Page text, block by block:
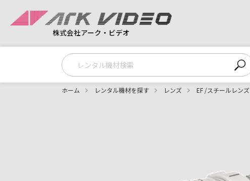
株式会社アーク・ビデオ
ホーム レンタル機材を探す レンズ EF /スチールレンズ